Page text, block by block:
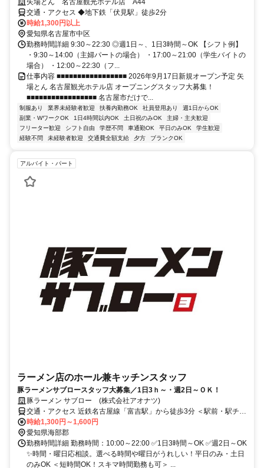
矢場とん 名古屋観光ホテル店 A44
交通・アクセス ◆地下鉄「伏見駅」徒歩2分
時給1,300円以上
愛知県名古屋市中区
勤務時間詳細 9:30～22:30 ◎週1日～、1日3時間～OK 【シフト例】
・9:30～14:00（主婦パートの場合） ・17:00～21:00（学生バイトの
場合） ・12:00～22:30（フ...
仕事内容 ■■■■■■■■■■■■■■■■■ 2026年9月17日新規オープン予定 矢
場とん 名古屋観光ホテル店 オープニングスタッフ大募集！
■■■■■■■■■■■■■■■■■ 名古屋市だけで...
制服あり 業界未経験者歓迎 扶養内勤務OK 社員登用あり
週1日からOK
副業・WワークOK
1日4時間以内OK 土日祝のみOK
主婦・主夫歓迎
フリーター歓迎
シフト自由 学歴不問 車通勤OK 平日のみOK
学生歓迎
経験不問
未経験者歓迎 交通費全額支給 夕方 ブランクOK
アルバイト・パート
ラーメン店のホール兼キッチンスタッフ
豚ラーメンサブロースタッフ大募集／1日3ｈ～・週2日～ＯＫ！
豚ラーメン サブロー (株式会社アオナツ)
交通・アクセス 近鉄名古屋線「富吉駅」から徒歩3分 ＜駅前・駅チカ
＞ ※車通勤OK
時給1,300円～1,600円
愛知県海部郡
勤務時間詳細 勤務時間：10:00～22:00 ✅1日3時間～OK ✅週2日～OK
✨時間・曜日応相談。選べる時間や曜日がうれしい！平日のみ・土日
のみOK ＜短時間OK！スキマ時間勤務も可＞ ...